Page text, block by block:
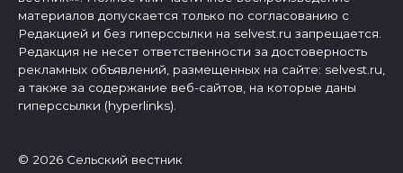
материалов допускается только по согласованию с
Редакцией и без гиперссылки на selvest.ru запрещается.
Редакция не несет ответственности за достоверность
рекламных объявлений, размещенных на сайте: selvest.ru,
а также за содержание веб-сайтов, на которые даны
гиперссылки (hyperlinks).
© 2026 Сельский вестник